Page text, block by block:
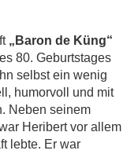
„Baron de Küng“
80. Geburtstages
selbst ein wenig
humorvoll und mit
Neben seinem
Heribert vor allem
lebte. Er war